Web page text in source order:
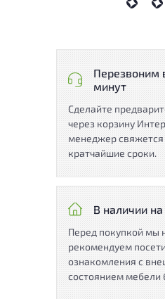
Перезвоним
минут
Сделайте
через корзину
менеджер свяжется
кратчайшие сроки.
В наличии
Перед покупкой мы
рекомендуем
ознакомления с
состоянием мебели